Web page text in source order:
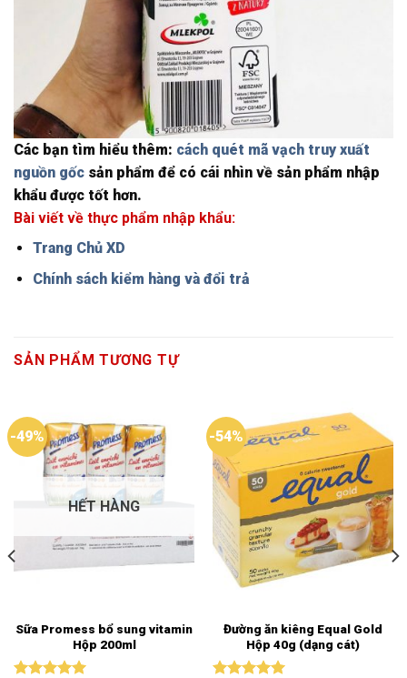
Các bạn tìm hiểu thêm: cách quét mã vạch truy xuất
nguồn gốc sản phẩm để có cái nhìn về sản phẩm nhập
khẩu được tốt hơn.
Bài viết về thực phẩm nhập khẩu:
Trang Chủ XD
Chính sách kiểm hàng và đổi trả
SẢN PHẨM TƯƠNG TỰ
-49%
HẾT HÀNG
Sữa Promess bổ sung vitamin
Hộp 200ml
-54%
Đường ăn kiêng Equal Gold
Hộp 40g (dạng cát)